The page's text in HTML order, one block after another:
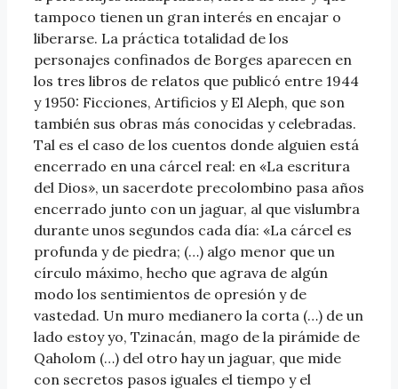
tampoco tienen un gran interés en encajar o
liberarse. La práctica totalidad de los
personajes confinados de Borges aparecen en
los tres libros de relatos que publicó entre 1944
y 1950: Ficciones, Artificios y El Aleph, que son
también sus obras más conocidas y celebradas.
Tal es el caso de los cuentos donde alguien está
encerrado en una cárcel real: en «La escritura
del Dios», un sacerdote precolombino pasa años
encerrado junto con un jaguar, al que vislumbra
durante unos segundos cada día: «La cárcel es
profunda y de piedra; (…) algo menor que un
círculo máximo, hecho que agrava de algún
modo los sentimientos de opresión y de
vastedad. Un muro medianero la corta (…) de un
lado estoy yo, Tzinacán, mago de la pirámide de
Qaholom (…) del otro hay un jaguar, que mide
con secretos pasos iguales el tiempo y el